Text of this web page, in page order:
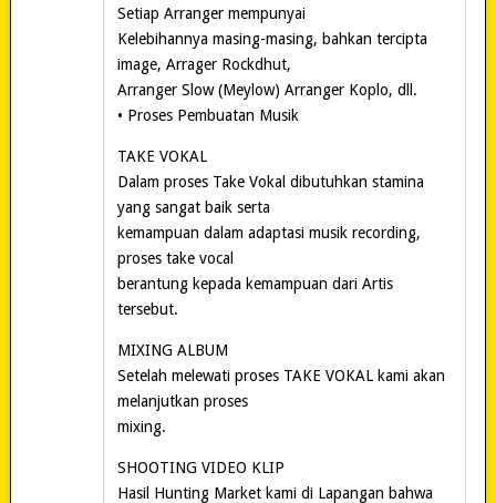
Setiap Arranger mempunyai
Kelebihannya masing-masing, bahkan tercipta
image, Arrager Rockdhut,
Arranger Slow (Meylow) Arranger Koplo, dll.
• Proses Pembuatan Musik
TAKE VOKAL
Dalam proses Take Vokal dibutuhkan stamina
yang sangat baik serta
kemampuan dalam adaptasi musik recording,
proses take vocal
berantung kepada kemampuan dari Artis
tersebut.
MIXING ALBUM
Setelah melewati proses TAKE VOKAL kami akan
melanjutkan proses
mixing.
SHOOTING VIDEO KLIP
Hasil Hunting Market kami di Lapangan bahwa